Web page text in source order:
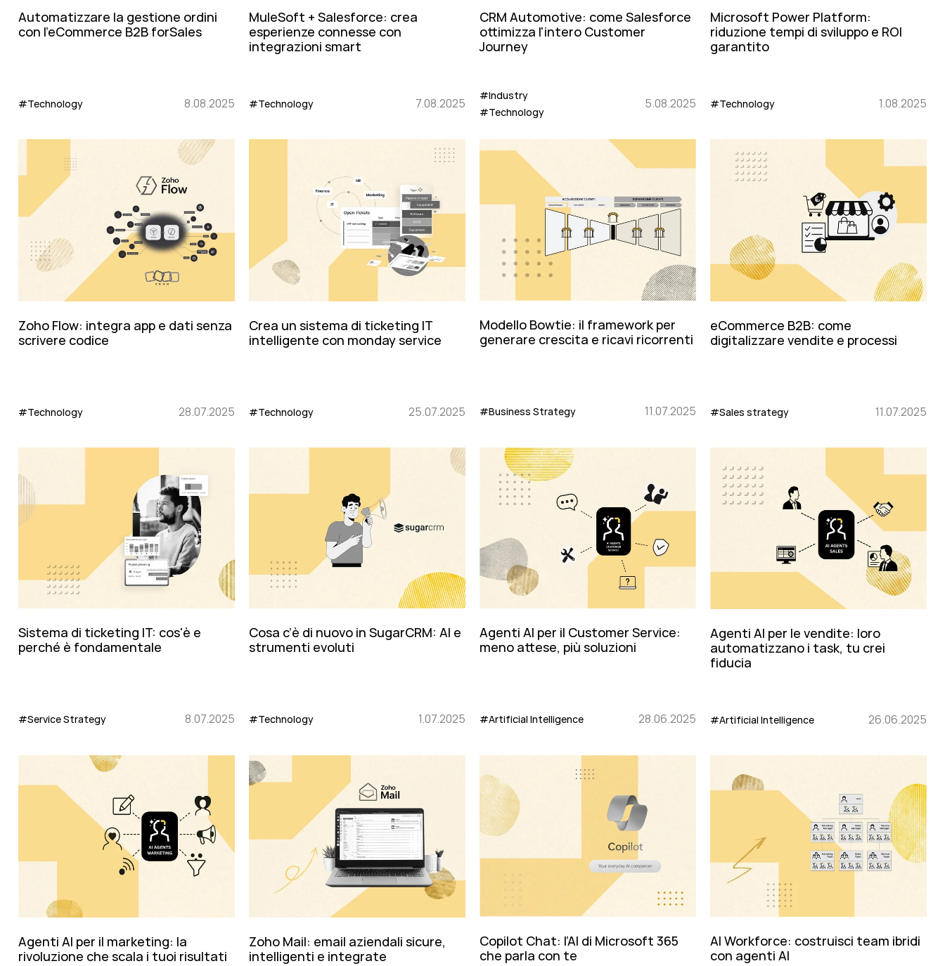
Automatizzare la gestione ordini
con l'eCommerce B2B forSales
#Technology 8.08.2025
MuleSoft + Salesforce: crea
esperienze connesse con
integrazioni smart
#Technology 7.08.2025
CRM Automotive: come Salesforce
ottimizza l'intero Customer
Journey
#Industry
#Technology
5.08.2025
Microsoft Power Platform:
riduzione tempi di sviluppo e ROI
garantito
#Technology 1.08.2025
Zoho Flow: integra app e dati senza
scrivere codice
#Technology 28.07.2025
Crea un sistema di ticketing IT
intelligente con monday service
#Technology 25.07.2025
Modello Bowtie: il framework per
generare crescita e ricavi ricorrenti
#Business Strategy 11.07.2025
eCommerce B2B: come
digitalizzare vendite e processi
#Sales strategy 11.07.2025
Sistema di ticketing IT: cos'è e
perché è fondamentale
#Service Strategy 8.07.2025
Cosa c’è di nuovo in SugarCRM: AI e
strumenti evoluti
#Technology 1.07.2025
Agenti AI per il Customer Service:
meno attese, più soluzioni
#Artificial Intelligence 28.06.2025
Agenti AI per le vendite: loro
automatizzano i task, tu crei
fiducia
#Artificial Intelligence 26.06.2025
Agenti AI per il marketing: la
rivoluzione che scala i tuoi risultati
Zoho Mail: email aziendali sicure,
intelligenti e integrate
Copilot Chat: l’AI di Microsoft 365
che parla con te
AI Workforce: costruisci team ibridi
con agenti AI